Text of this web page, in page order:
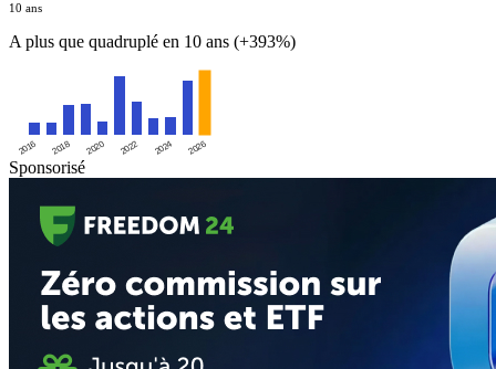
10 ans
A plus que quadruplé en 10 ans (+393%)
2016 2018 2020 2022 2024 2026
Sponsorisé